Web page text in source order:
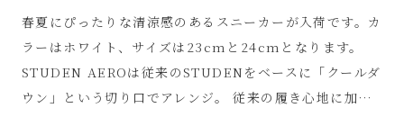
春夏にぴったりな清涼感のあるスニーカーが入荷です。カ
ラーはホワイト、サイズは23cmと24cmとなります。
STUDEN AEROは従来のSTUDENをベースに「クールダ
ウン」という切り口でアレンジ。 従来の履き心地に加…